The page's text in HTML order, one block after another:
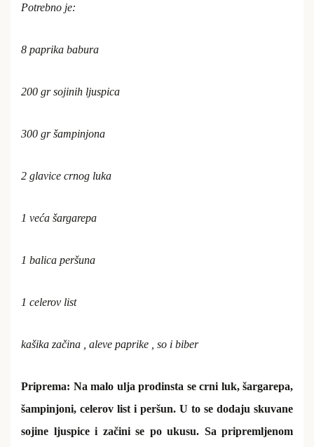
Potrebno je:
8 paprika babura
200 gr sojinih ljuspica
300 gr šampinjona
2 glavice crnog luka
1 veća šargarepa
1 balica peršuna
1 celerov list
kašika začina , aleve paprike , so i biber
Priprema: Na malo ulja prodinsta se crni luk, šargarepa,
šampinjoni, celerov list i peršun. U to se dodaju skuvane
sojine ljuspice i začini se po ukusu. Sa pripremljenom